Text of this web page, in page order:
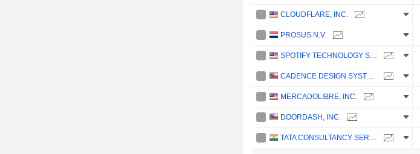
CLOUDFLARE, INC.
PROSUS N.V.
SPOTIFY TECHNOLOGY S.A.
CADENCE DESIGN SYSTEMS, INC.
MERCADOLIBRE, INC.
DOORDASH, INC.
TATA CONSULTANCY SERVICES LTD.